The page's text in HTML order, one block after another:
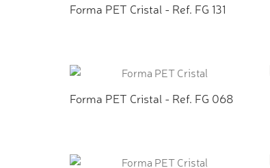
Forma PET Cristal - Ref. FG 131
Forma PET Cristal - Ref. FG 068